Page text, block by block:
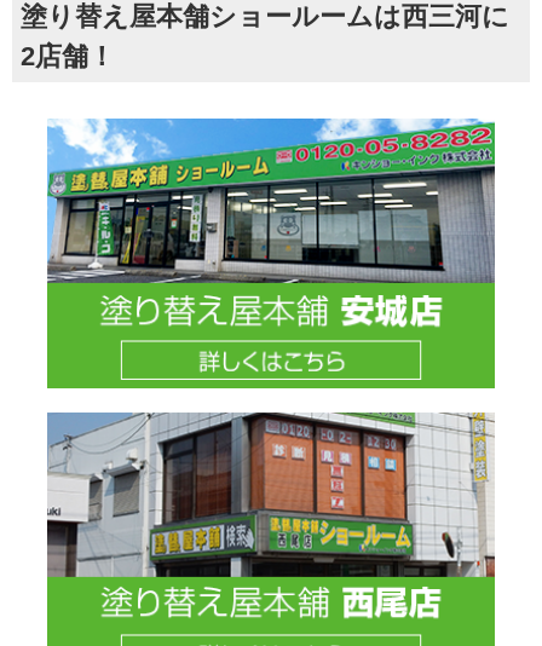
塗り替え屋本舗ショールームは西三河に
2店舗！